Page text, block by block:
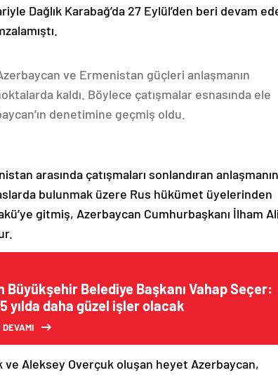
Dağlık Karabağ’da 27 Eylül’den beri devam
ve Ermenistan güçleri anlaşmanın
kaldı. Böylece çatışmalar esnasında ele
denetimine geçmiş oldu.
arasında çatışmaları sonlandıran anlaşmanın
bulunmak üzere Rus hükümet üyelerinden
gitmiş, Azerbaycan Cumhurbaşkanı İlham
Büyükşehir Belediye Başkanı Vahap Seçer:
yılda daha güzel işler olacak
ve Aleksey Overçuk oluşan heyet Azerbaycan,